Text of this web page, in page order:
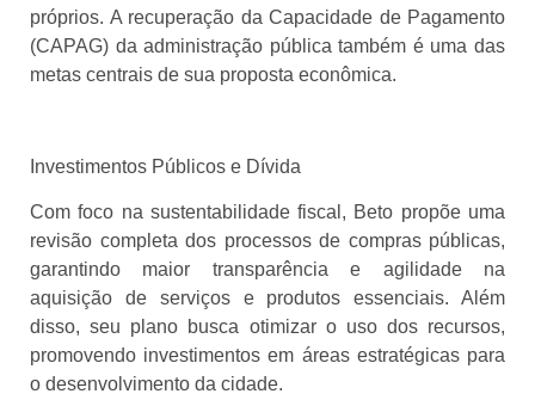
próprios. A recuperação da Capacidade de Pagamento
(CAPAG) da administração pública também é uma das
metas centrais de sua proposta econômica.
Investimentos Públicos e Dívida
Com foco na sustentabilidade fiscal, Beto propõe uma
revisão completa dos processos de compras públicas,
garantindo maior transparência e agilidade na
aquisição de serviços e produtos essenciais. Além
disso, seu plano busca otimizar o uso dos recursos,
promovendo investimentos em áreas estratégicas para
o desenvolvimento da cidade.